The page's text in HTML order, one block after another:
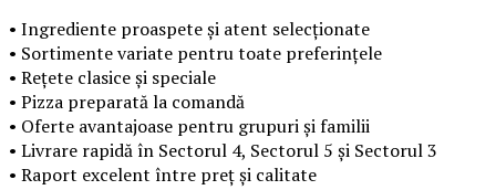
• Ingrediente proaspete și atent selecționate
• Sortimente variate pentru toate preferințele
• Rețete clasice și speciale
• Pizza preparată la comandă
• Oferte avantajoase pentru grupuri și familii
• Livrare rapidă în Sectorul 4, Sectorul 5 și Sectorul 3
• Raport excelent între preț și calitate